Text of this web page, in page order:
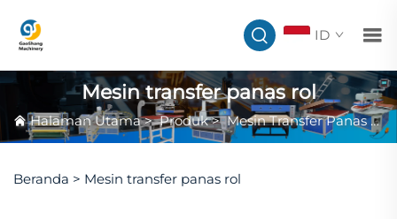
ID
Mesin transfer panas rol
Halaman Utama>Produk>Mesin Transfer Panas Rol
Beranda > Mesin transfer panas rol